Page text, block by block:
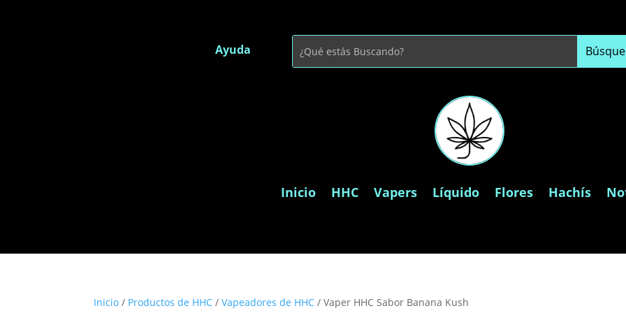
Ayuda
Inicio HHC Vapers Líquido Flores Hachís
Inicio / Productos de HHC /Vapeadores de HHC / Vaper HHC Sabor Banana Kush